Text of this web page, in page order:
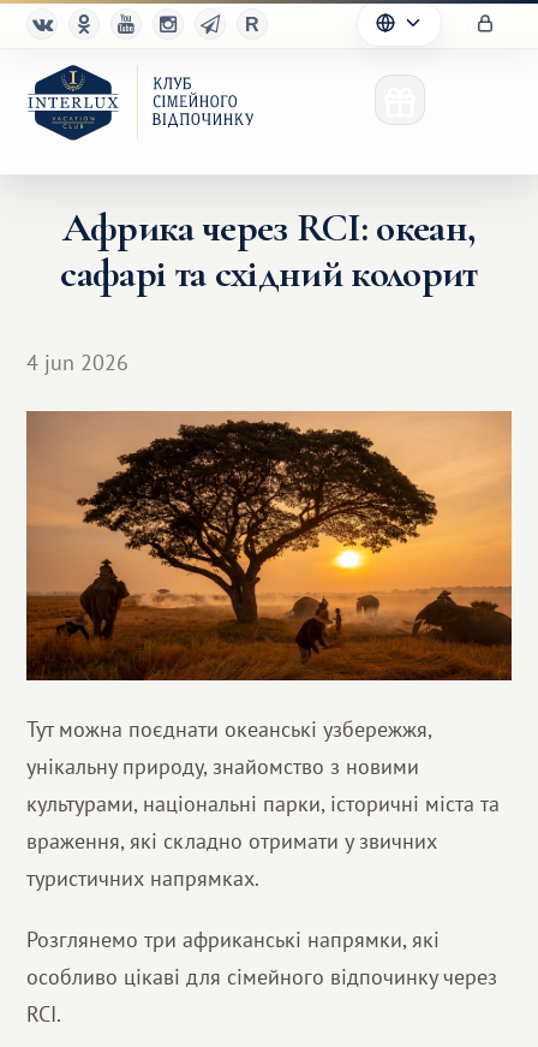
Клуб
Благотворительность
Африка через RCI: океан,
сафарі та східний колорит
4 jun 2026
Тут можна поєднати океанські узбережжя,
унікальну природу, знайомство з новими
культурами, національні парки, історичні міста та
враження, які складно отримати у звичних
туристичних напрямках.
Розглянемо три африканські напрямки, які
особливо цікаві для сімейного відпочинку через
RCI.